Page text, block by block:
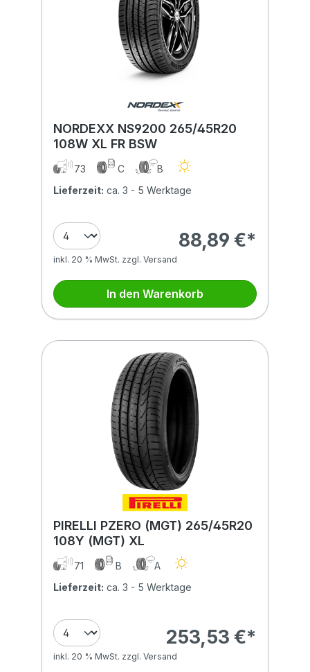
NORDEXX NS9200 265/45R20
108W XL FR BSW
73 C
B
Lieferzeit: ca. 3 - 5 Werktage
88,89 €*
inkl. 20 % MwSt. zzgl. Versand
In den Warenkorb
PIRELLI PZERO (MGT) 265/45R20
108Y (MGT) XL
71 B
A
Lieferzeit: ca. 3 - 5 Werktage
253,53 €*
inkl. 20 % MwSt. zzgl. Versand